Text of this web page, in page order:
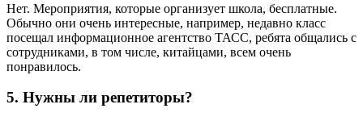
Нет. Мероприятия, которые организует школа, бесплатные.
Обычно они очень интересные, например, недавно класс
посещал информационное агентство ТАСС, ребята общались с
сотрудниками, в том числе, китайцами, всем очень
понравилось.
5. Нужны ли репетиторы?